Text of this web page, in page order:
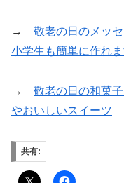
→ 敬老の日のメッ
小学生も簡単に作れ
→ 敬老の日の和菓
やおいしいスイーツ
共有: